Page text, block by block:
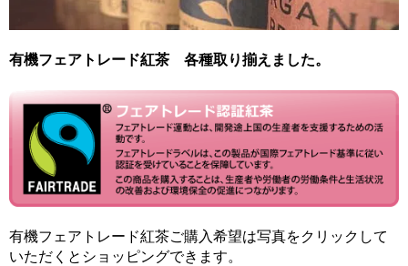
有機フェアトレード紅茶 各種取り揃えました。
有機フェアトレード紅茶ご購入希望は写真をクリックして
いただくとショッピングできます。